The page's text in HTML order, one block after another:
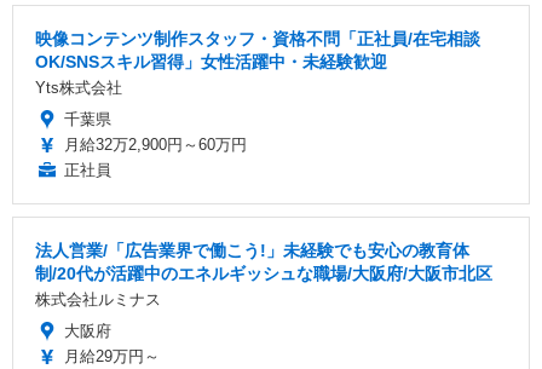
映像コンテンツ制作スタッフ・資格不問「正社員/在宅相談
OK/SNSスキル習得」女性活躍中・未経験歓迎
Yts株式会社
千葉県
月給32万2,900円～60万円
正社員
法人営業/「広告業界で働こう!」未経験でも安心の教育体
制/20代が活躍中のエネルギッシュな職場/大阪府/大阪市北区
株式会社ルミナス
大阪府
月給29万円～